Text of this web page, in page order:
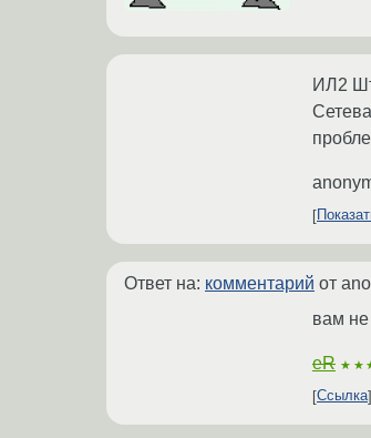
ИЛ2
Ответ на: комментарий от
вам не
eR
Ссылка